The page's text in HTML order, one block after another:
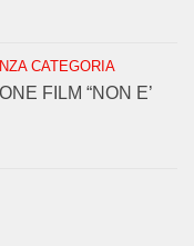
CATEGORIA
FILM “NON E’